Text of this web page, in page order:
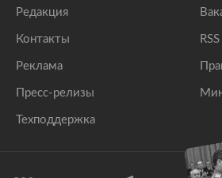
Редакция
Контакты
Реклама
Пресс-релизы
Техподдержка
RSS